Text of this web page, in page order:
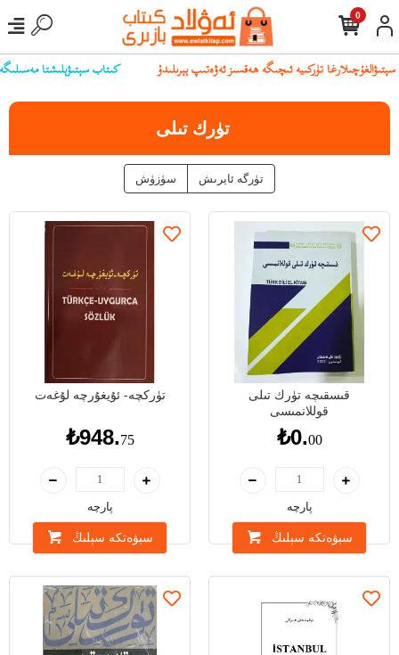
كىتاب سېتىۋېلىشتا مەسىلىگە
0
تۈرك تىلى
سۈزۈش تۈرگە ئايرىش
قىسقىچە تۈرك تىلى
قوللانمىسى
₺0.00
پارچە
سېۋەتكە سېلىڭ
تۈركچە- ئۇيغۇرچە لۇغەت
₺948.75
پارچە
سېۋەتكە سېلىڭ